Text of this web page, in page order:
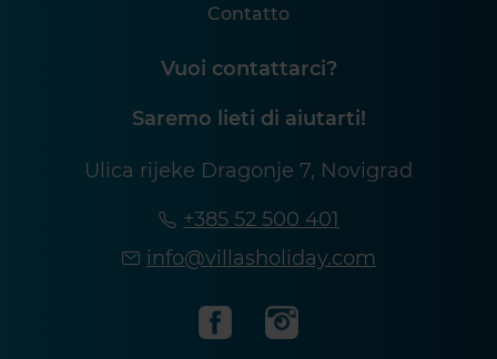
Contatto
Vuoi contattarci?
Saremo lieti di aiutarti!
Ulica rijeke Dragonje 7, Novigrad
+385 52 500 401
info@villasholiday.com